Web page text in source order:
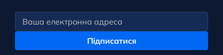
Підписатися